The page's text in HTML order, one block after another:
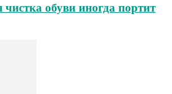
обуви иногда портит